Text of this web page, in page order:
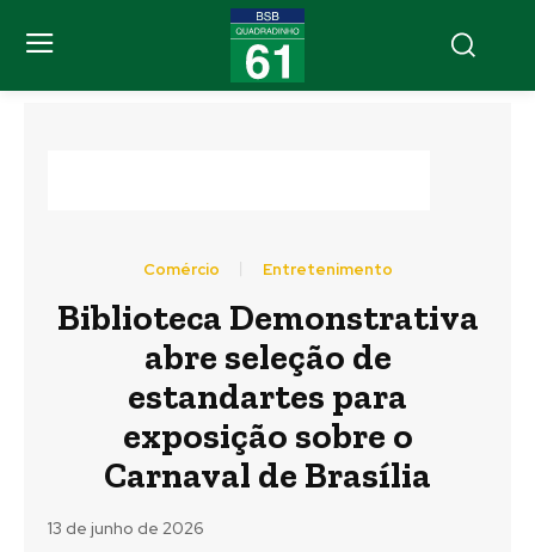
Comércio Entretenimento
Biblioteca Demonstrativa
abre seleção de
estandartes para
exposição sobre o
Carnaval de Brasília
13 de junho de 2026